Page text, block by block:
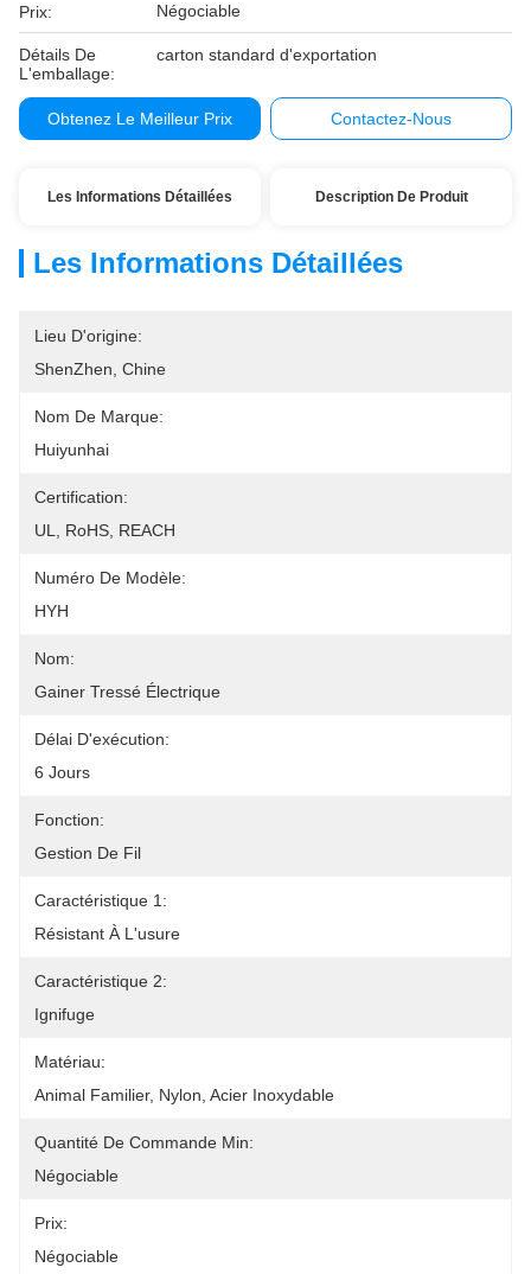
Prix: Négociable
Détails De
L'emballage:
carton standard d'exportation
Obtenez Le Meilleur Prix Contactez-Nous
Les Informations Détaillées Description De Produit
Les Informations Détaillées
Lieu D'origine:
ShenZhen, Chine
Nom De Marque:
Huiyunhai
Certification:
UL, RoHS, REACH
Numéro De Modèle:
HYH
Nom:
Gainer Tressé Électrique
Délai D'exécution:
6 Jours
Fonction:
Gestion De Fil
Caractéristique 1:
Résistant À L'usure
Caractéristique 2:
Ignifuge
Matériau:
Animal Familier, Nylon, Acier Inoxydable
Quantité De Commande Min:
Négociable
Prix:
Négociable